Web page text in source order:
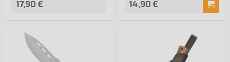
17,90 € 14,90 €